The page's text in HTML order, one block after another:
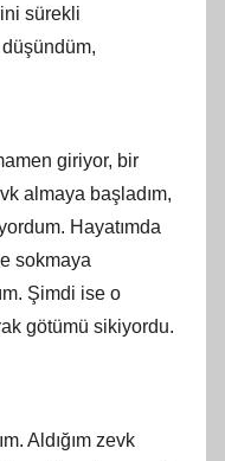
sürekli
giriyor, bir
almaya başladım,
Hayatımda
sokmaya
Şimdi ise o
götümü sikiyordu.
Aldığım zevk